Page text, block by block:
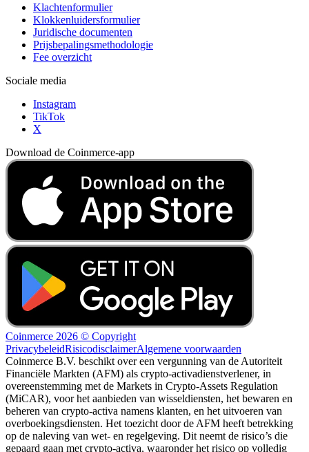
Klachtenformulier
Klokkenluidersformulier
Juridische documenten
Prijsbepalingsmethodologie
Fee overzicht
Sociale media
Instagram
TikTok
X
Download de Coinmerce-app
Coinmerce 2026 © Copyright
PrivacybeleidRisicodisclaimerAlgemene voorwaarden
Coinmerce B.V. beschikt over een vergunning van de Autoriteit
Financiële Markten (AFM) als crypto-activadienstverlener, in
overeenstemming met de Markets in Crypto-Assets Regulation
(MiCAR), voor het aanbieden van wisseldiensten, het bewaren en
beheren van crypto-activa namens klanten, en het uitvoeren van
overboekingsdiensten. Het toezicht door de AFM heeft betrekking
op de naleving van wet- en regelgeving. Dit neemt de risico’s die
gepaard gaan met crypto-activa, waaronder het risico op volledig